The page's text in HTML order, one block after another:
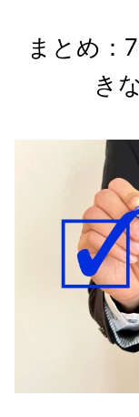
まとめ：
き